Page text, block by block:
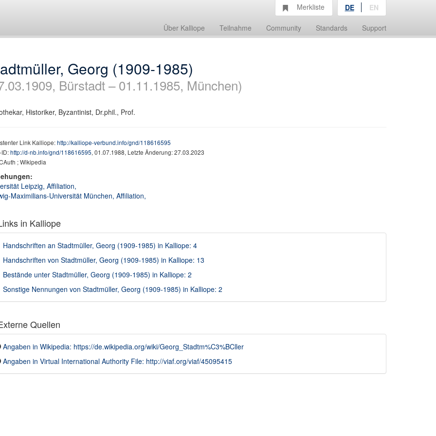
Über Kalliope Teilnahme Community Standards Support
Merkliste DE EN
Georg (1909-1985)
Bürstadt – 01.11.1985, München)
Historiker, Byzantinist, Dr.phil., Prof.
Link Kalliope:http://kalliope-verbund.info/gnd/118616595
http://d-nb.info/gnd/118616595, 01.07.1988, Letzte Änderung: 27.03.2023
; Wikipedia
Leipzig, Affiliation,
Maximilians-Universität München, Affiliation,
in Kalliope
Handschriften an Stadtmüller, Georg (1909-1985) in Kalliope: 4
Handschriften von Stadtmüller, Georg (1909-1985) in Kalliope: 13
Bestände unter Stadtmüller, Georg (1909-1985) in Kalliope: 2
Sonstige Nennungen von Stadtmüller, Georg (1909-1985) in Kalliope: 2
Quellen
Angaben in Wikipedia: https://de.wikipedia.org/wiki/Georg_Stadtm%C3%BCller
Angaben in Virtual International Authority File: http://viaf.org/viaf/45095415